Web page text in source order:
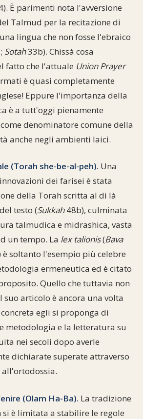
È parimenti nota l'avversione
Talmud per la recitazione di
lingua che non fosse l'ebraico
Sotah33b). Chissà cosa
fatto che l'attuale Union Prayer
è quasi completamente
Eppure l'importanza della
è a tutt'oggi pienamente
denominatore comune della
anche negli ambienti laici.
(Torah she-be-al-peh). Una
dei farisei è stata
della Torah scritta al di là
testo (Sukkah48b), culminata
talmudica e midrashica, vasta
un tempo. La lex talionis(Bava
soltanto l'esempio più celebre
ermeneutica ed è citato
Quello che tuttavia non
suo articolo è ancora una volta
concreta egli si proponga di
metodologia e la letteratura su
nei secoli dopo averle
dichiarate superate attraverso
(Olam Ha-Ba). La tradizione
si è limitata a stabilire le regole